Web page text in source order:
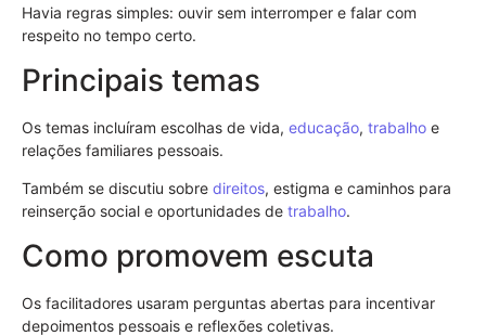
Havia regras simples: ouvir sem interromper e falar com
respeito no tempo certo.
Principais temas
Os temas incluíram escolhas de vida, educação, trabalho e
relações familiares pessoais.
Também se discutiu sobre direitos, estigma e caminhos para
reinserção social e oportunidades de trabalho.
Como promovem escuta
Os facilitadores usaram perguntas abertas para incentivar
depoimentos pessoais e reflexões coletivas.